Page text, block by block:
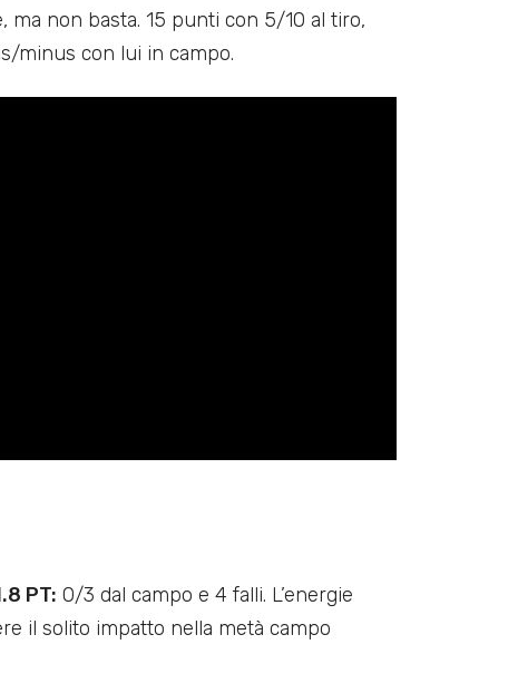
ma non basta. 15 punti con 5/10 al tiro,
minus con lui in campo.
PT: 0/3 dal campo e 4 falli. L’energie
il solito impatto nella metà campo